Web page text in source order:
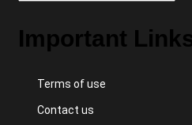
Important
Terms of use
Contact us